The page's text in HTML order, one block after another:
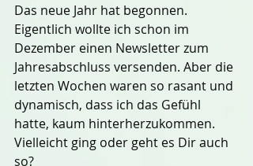
Das neue Jahr hat begonnen.
Eigentlich wollte ich schon im
Dezember einen Newsletter zum
Jahresabschluss versenden. Aber die
letzten Wochen waren so rasant und
dynamisch, dass ich das Gefühl
hatte, kaum hinterherzukommen.
Vielleicht ging oder geht es Dir auch
so?